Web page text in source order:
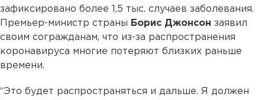
зафиксировано более 1,5 тыс. случаев заболевания.
Премьер-министр страны Борис Джонсон заявил
своим согражданам, что из-за распространения
коронавируса многие потеряют близких раньше
времени.
“Это будет распространяться и дальше. Я должен